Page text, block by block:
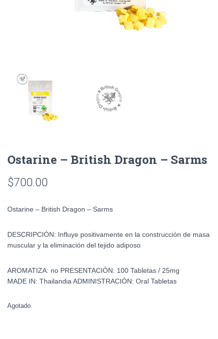
Ostarine – British Dragon – Sarms
$700.00
Ostarine – British Dragon – Sarms
DESCRIPCIÓN: Influye positivamente en la construcción de masa
muscular y la eliminación del tejido adiposo
AROMATIZA: no PRESENTACIÓN: 100 Tabletas / 25mg
MADE IN: Thailandia ADMINISTRACIÓN: Oral Tabletas
Agotado